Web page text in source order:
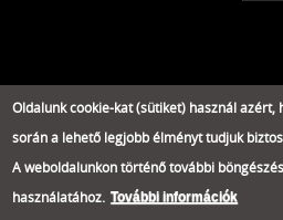
Oldalunk cookie-kat (sütiket) használ azért,
során a lehető legjobb élményt tudjuk
A weboldalunkon történő további
használatához. További információk